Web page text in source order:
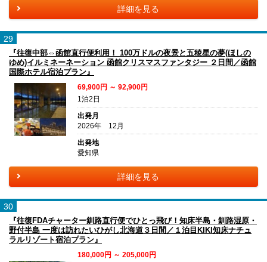
詳細を見る
29
『往復中部⇔函館直行便利用！ 100万ドルの夜景と五稜星の夢(ほしの
ゆめ)イルミネーネーション 函館クリスマスファンタジー ２日間／函館
国際ホテル宿泊プラン』
69,900円 ～ 92,900円
1泊2日
出発月
2026年 12月
出発地
愛知県
詳細を見る
30
『往復FDAチャーター釧路直行便でひとっ飛び！知床半島・釧路湿原・
野付半島 一度は訪れたいひがし北海道３日間／１泊目KIKI知床ナチュ
ラルリゾート宿泊プラン』
180,000円 ～ 205,000円